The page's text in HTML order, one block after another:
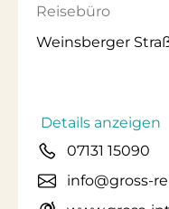
Reisebüro
Weinsberger
Details anzeigen
07131 15090
info@gross-